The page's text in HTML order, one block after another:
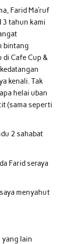
Farid Ma’ruf
tahun kami
bintang
Cafe Cup &
kenali. Tak
helai uban
(sama seperti
2 sahabat
Farid seraya
menyahut
yang lain